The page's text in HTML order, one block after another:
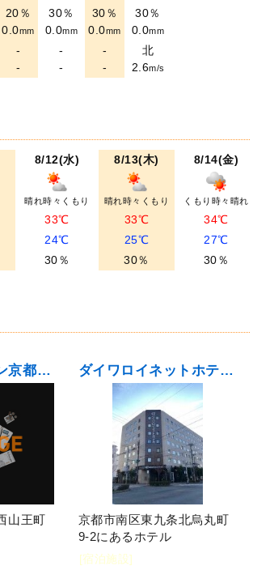
20％
0.0mm
-
-
30％
0.0mm
-
-
30％
0.0mm
-
-
30％
0.0mm
北
2.6m/s
8/12(水)
晴れ時々くもり
33℃
24℃
30％
8/13(木)
晴れ時々くもり
33℃
25℃
30％
8/14(金)
くもり時々晴れ
34℃
27℃
30％
相鉄フレッサイン京都駅八条口
山王町
ダイワロイネットホテル京都八条口
京都市南区東九条北烏丸町
9-2にあるホテル
[宿泊施設]